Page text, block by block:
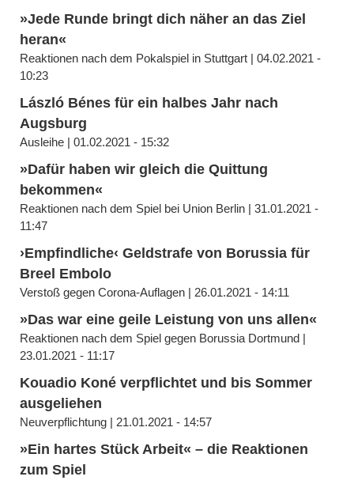
»Jede Runde bringt dich näher an das Ziel
heran«
Reaktionen nach dem Pokalspiel in Stuttgart | 04.02.2021 -
10:23
László Bénes für ein halbes Jahr nach
Augsburg
Ausleihe | 01.02.2021 - 15:32
»Dafür haben wir gleich die Quittung
bekommen«
Reaktionen nach dem Spiel bei Union Berlin | 31.01.2021 -
11:47
›Empfindliche‹ Geldstrafe von Borussia für
Breel Embolo
Verstoß gegen Corona-Auflagen | 26.01.2021 - 14:11
»Das war eine geile Leistung von uns allen«
Reaktionen nach dem Spiel gegen Borussia Dortmund |
23.01.2021 - 11:17
Kouadio Koné verpflichtet und bis Sommer
ausgeliehen
Neuverpflichtung | 21.01.2021 - 14:57
»Ein hartes Stück Arbeit« – die Reaktionen
zum Spiel